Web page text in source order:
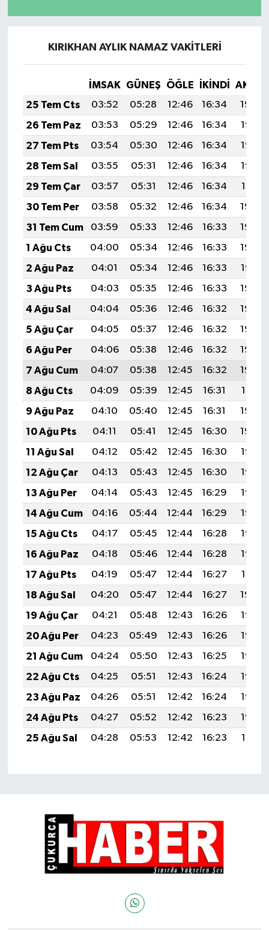
KIRIKHAN AYLIK NAMAZ VAKITLERI
İMSAK GÜNEŞ ÖĞLE İKINDI
25 Tem Cts
03:52 05:28 12:46 16:34
19:54
26 Tem Paz
03:53 05:29 12:46 16:34
19:53
27 Tem Pts
03:54 05:30 12:46 16:34
19:53
28 Tem Sal
03:55 05:31 12:46 16:34
19:52
29 Tem Çar
03:57 05:31 12:46 16:34
19:51
30 Tem Per
03:58 05:32 12:46 16:34
19:50
31 Tem Cum
03:59 05:33 12:46 16:33
19:49
1 Ağu Cts
04:00 05:34 12:46 16:33
19:48
2 Ağu Paz
04:01 05:34 12:46 16:33
19:47
3 Ağu Pts
04:03 05:35 12:46 16:33
19:46
4 Ağu Sal
04:04 05:36 12:46 16:32
19:45
5 Ağu Çar
04:05 05:37 12:46 16:32
19:44
6 Ağu Per
04:06 05:38 12:46 16:32
19:43
7 Ağu Cum
04:07 05:38 12:45 16:32
19:42
8 Ağu Cts
04:09 05:39 12:45 16:31
19:41
9 Ağu Paz
04:10 05:40 12:45 16:31
19:40
10 Ağu Pts
04:11 05:41 12:45 16:30
19:39
11 Ağu Sal
04:12 05:42 12:45 16:30
19:38
12 Ağu Çar
04:13 05:43 12:45 16:30
19:37
13 Ağu Per
04:14 05:43 12:45 16:29
19:36
14 Ağu Cum
04:16 05:44 12:44 16:29
19:35
15 Ağu Cts
04:17 05:45 12:44 16:28
19:33
16 Ağu Paz
04:18 05:46 12:44 16:28
19:32
17 Ağu Pts
04:19 05:47 12:44 16:27
19:31
18 Ağu Sal
04:20 05:47 12:44 16:27
19:30
19 Ağu Çar
04:21 05:48 12:43 16:26
19:28
20 Ağu Per
04:23 05:49 12:43 16:26
19:27
21 Ağu Cum
04:24 05:50 12:43 16:25
19:26
22 Ağu Cts
04:25 05:51 12:43 16:24
19:25
23 Ağu Paz
04:26 05:51 12:42 16:24
19:23
24 Ağu Pts
04:27 05:52 12:42 16:23
19:22
25 Ağu Sal
04:28 05:53 12:42 16:23 19:21